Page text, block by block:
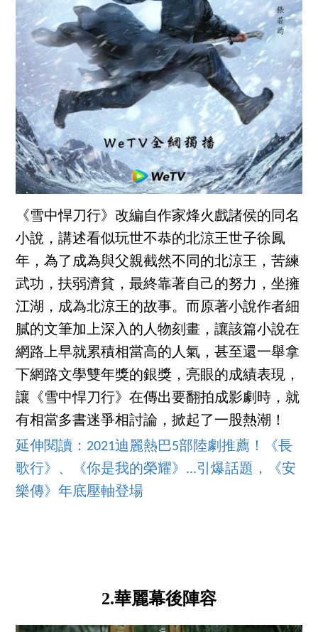
《雪中悍刀行》改編自作家烽火戲諸侯的同名
小說，講述看似玩世不恭的北涼王世子徐鳳
年，為了成為與父親截然不同的北涼王，苦練
武功，扶弱濟貧，最終靠著自己的努力，坐擁
江湖，成為北涼王的故事。而原著小說作者細
膩的文筆加上深入的人物刻畫，讓該篇小說在
網路上早就累積相當高的人氣，甚至還一舉拿
下網路文學雙年獎的銀獎，亮眼的成績表現，
讓《雪中悍刀行》在傳出要翻拍成影劇時，就
有相當多書迷爭相討論，掀起了一股熱潮！
延伸閱讀：2021迪麗熱巴5部陸劇推薦！《長
歌行》、《你是我的榮耀》...引爆話題，《安
樂傳》年底壓軸登場
2.華麗幕後陣容